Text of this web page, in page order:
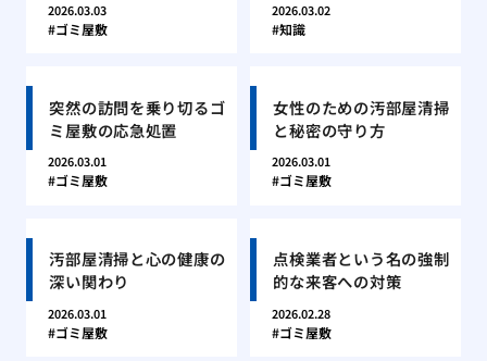
2026.03.03
ゴミ屋敷
2026.03.02
知識
突然の訪問を乗り切るゴ
ミ屋敷の応急処置
2026.03.01
ゴミ屋敷
女性のための汚部屋清掃
と秘密の守り方
2026.03.01
ゴミ屋敷
汚部屋清掃と心の健康の
深い関わり
2026.03.01
ゴミ屋敷
点検業者という名の強制
的な来客への対策
2026.02.28
ゴミ屋敷